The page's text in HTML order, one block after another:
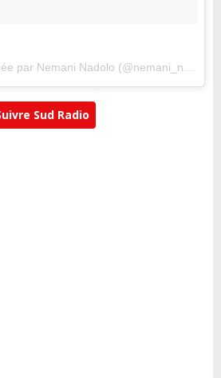
par Nemani Nadolo (@nemani_nadolo) le
Sud Radio